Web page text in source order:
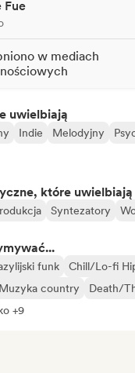
Fue
w mediach
uwielbiają
Indie Melodyjny
które uwielbiają
Syntezatory
funk
Chill/Lo-fi
Muzyka country
Death/
+9